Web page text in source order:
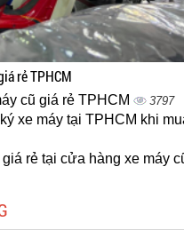
rẻ TPHCM
cũ giá rẻ TPHCM 3797
xe máy tại TPHCM khi
giá rẻ tại cửa hàng xe máy